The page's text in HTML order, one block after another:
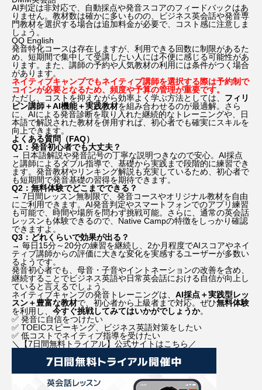
ミッション：インポッシブル
ミリー・ボビー・ブラウン メリル・ストリープ
モダン・ラブ～今日もNYの街角で～
モンゴル映画祭 レ・ミゼラブル
レオナルド・ディカプリオ
ロバート・パティンソン
名もなき者／A COMPLETE UNKNOWN 外山史織
忽那汐里 成原佑太郎 戸張瞬
新田真剣佑 枯れ木に銃弾 洋画
海外旅行 海外移住 田所ちさ
瞬間英作文 祐真キキ 竜宮の誘い
英会話 菅野恵 菊池凛子
防犯グッズ 鬼滅の刃
AI判定は非対応で、自動採点や発音スコアのフィードバックはあ
りません。 教材数は確かに多いものの、ビジネス英会話や発音専
門教材を選択する場合は追加料金が必要で、コスト感に注意しま
しょう。
QQ English
発音特化コースは存在しますが、利用できる回数に制限があるた
め、短期間で集中して受講したい人には不便に感じる可能性があ
ります。
また、講師の予約や人気教材の利用には条件がつく場合
があります。
ネイティブキャンプでもネイティブ講師を選択する際は予約制で
コインが必要となるため、頻度や予算の管理が重要です。
ただし、コストを抑えながら効率よく学ぶ方法としては、 フィリ
ピン講師＋AI機能＋実践教材を組み合わせるのが最適解。 さら
に、AIによる発音診断を取り入れた継続的なトレーニングや、日
本語で解説された教材を併用すれば、初心者でも確実にスキルを
向上できます。
よくある質問（FAQ）
Q1：発音初心者でも大丈夫？
→ 日本語解説や発音記号の丁寧な説明つきなので安心。AI採点
と講師によるダブル指導で、基礎から実践まで段階的に練習でき
ます。発音教材やリンキング解説も充実しているため、初心者で
も短期間で発音基礎の習得を期待できます。
Q2：無料体験でどこまでできる？
→ 7日間レッスン無制限で、発音コースやオリジナル教材を自由
にご利用できます。AI発音判定やスマートフォンでのアプリ練習
も可能で、時間や場所を問わず挑戦可能。さらに、通常の英会話
レッスンも体験できるので、Native Campの特徴をしっかり確認
できますよ。
Q3：どれくらいで効果が出る？
→ 毎日15分～20分の練習を継続し、2か月程度でAIスコアやネイ
ティブ講師からの評価に大きな変化を実感するユーザーが多数い
るようです。
発音初心者でも、母音・子音やイントネーションの改善を含め、
継続することでビジネス英語や日常英会話における自信が向上し
ていると言えるでしょう。
ネイティブキャンプの発音トレーニングは、 AI採点＋実践型レッ
スン＋豊富な教材で、初心者から上級者まで対応。ぜひ無料体験
を利用し、 今すぐ挑戦してみてはいかがでしょうか。
✅ 発音に自信をつけたい
✅ TOEICスピーキング、ビジネス英語対策をしたい
✅ 低コストでネイティブ指導を受けたい
＼【7日間無料トライアル】公式サイトはこちら／